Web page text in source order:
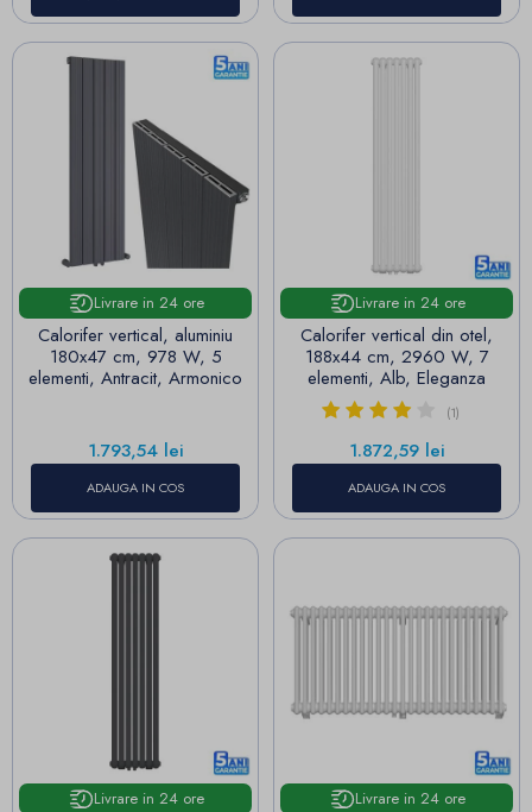
Livrare in 24 ore
Calorifer vertical, aluminiu
180x47 cm, 978 W, 5
elementi, Antracit, Armonico
Pret
1.793,54 lei
ADAUGA IN COS
Livrare in 24 ore
Calorifer vertical din otel,
188x44 cm, 2960 W, 7
elementi, Alb, Eleganza
(1)
Pret
1.872,59 lei
ADAUGA IN COS
Livrare in 24 ore Livrare in 24 ore